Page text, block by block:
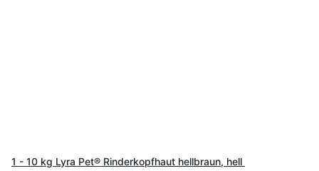
1 - 10 kg Lyra Pet® Rinderkopfhaut hellbraun, hell